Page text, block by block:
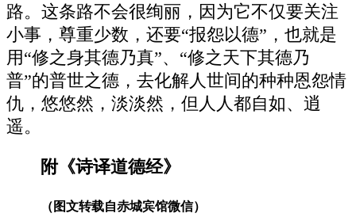
路。这条路不会很绚丽，因为它不仅要关注
小事，尊重少数，还要“报怨以德”，也就是
用“修之身其德乃真”、“修之天下其德乃
普”的普世之德，去化解人世间的种种恩怨情
仇，悠悠然，淡淡然，但人人都自如、逍
遥。
附《诗译道德经》
（图文转载自赤城宾馆微信）